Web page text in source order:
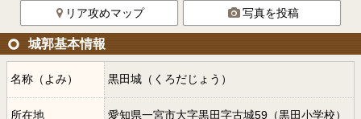
リア攻めマップ 写真を投稿
城郭基本情報
名称（よみ） 黒田城（くろだじょう）
所在地 愛知県一宮市大字黒田字古城59（黒田小学校）